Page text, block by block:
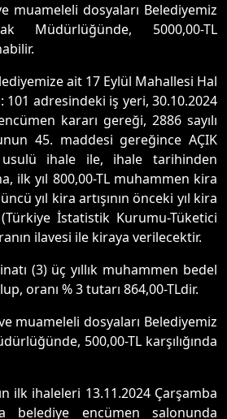
muameleli dosyaları Belediyemiz
Müdürlüğünde, 5000,00-TL
ait 17 Eylül Mahallesi Hal
101 adresindeki iş yeri, 30.10.2024
kararı gereği, 2886 sayılı
45. maddesi gereğince AÇIK
usulü ihale ile, ihale tarihinden
ilk yıl 800,00-TL muhammen kira
yıl kira artışının önceki yıl kira
(Türkiye İstatistik Kurumu-Tüketici
ilavesi ile kiraya verilecektir.
(3) üç yıllık muhammen bedel
oranı % 3 tutarı 864,00-TLdir.
muameleli dosyaları Belediyemiz
500,00-TL karşılığında
ilk ihaleleri 13.11.2024 Çarşamba
belediye encümen salonunda